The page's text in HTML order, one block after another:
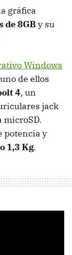
gráfica
de 8GB y su
Windows
de ellos
4, un
jack
microSD.
potencia y
1,3 Kg.